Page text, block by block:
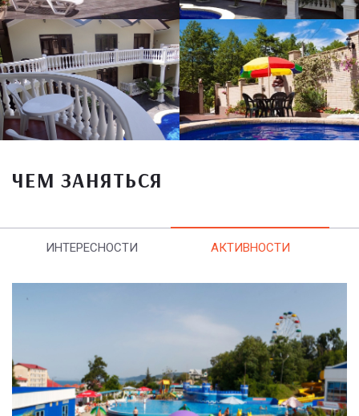
ЧЕМ ЗАНЯТЬСЯ
ИНТЕРЕСНОСТИ АКТИВНОСТИ